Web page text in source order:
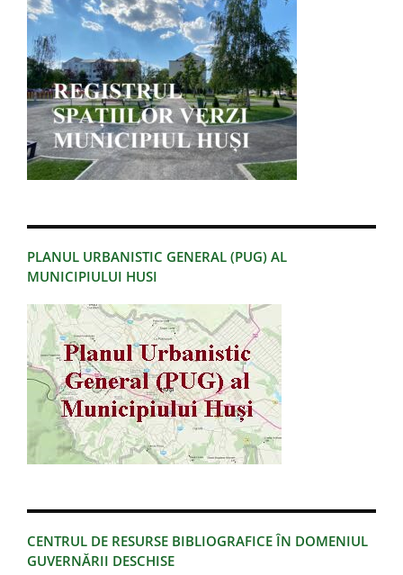
PLANUL URBANISTIC GENERAL (PUG) AL
MUNICIPIULUI HUSI
CENTRUL DE RESURSE BIBLIOGRAFICE ÎN DOMENIUL
GUVERNĂRII DESCHISE